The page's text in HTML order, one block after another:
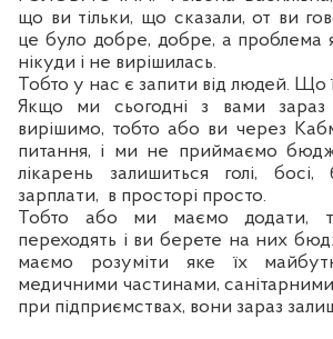
що ви тільки, що сказали, от ви
це було добре, добре, а проблема
нікуди і не вирішилась.
Тобто у нас є запити від людей. Що
Якщо ми сьогодні з вами
вирішимо, тобто або ви через
питання, і ми не приймаємо
лікарень залишиться голі,
зарплати, в просторі просто.
Тобто або ми маємо додати,
переходять і ви берете на них
маємо розуміти яке їх
медичними частинами,
при підприємствах, вони зараз